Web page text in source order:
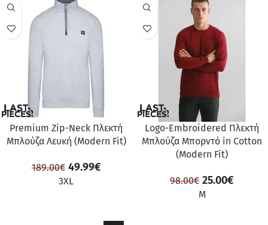
ΠΡΟΣΦΟΡΆ
Premium Zip-Neck Πλεκτή
Μπλούζα Λευκή (Modern Fit)
189.00€ 49.99€
3XL
Logo-Embroidered Πλεκτή
Μπλούζα Μπορντό in Cotton
(Modern Fit)
98.00€ 25.00€
M